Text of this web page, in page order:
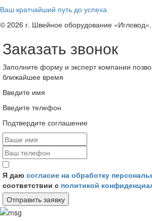
Ваш кратчайший путь до успеха
© 2026 г. Швейное оборудование
Заказать звонок
Заполните форму и эксперт компании
ближайшее время
Введите имя
Введите телефон
Подтвердите соглашение
Я даю согласие на обработку
соответствии с политикой
Отправить заявку